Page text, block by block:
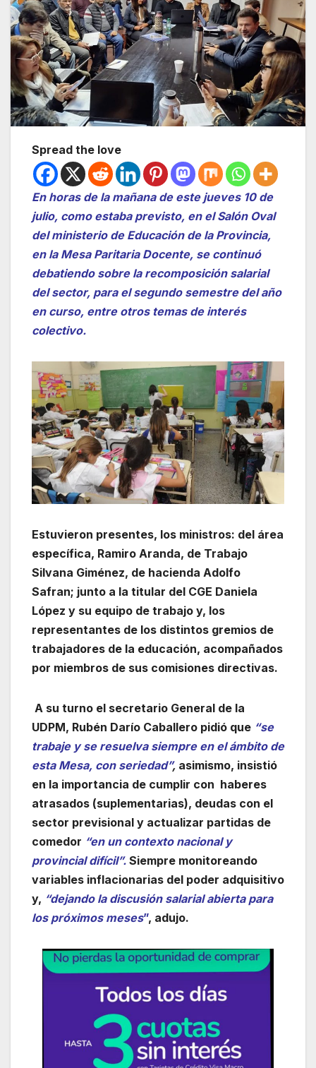
Spread the love
En horas de la mañana de este jueves 10 de
julio, como estaba previsto, en el Salón Oval
del ministerio de Educación de la Provincia,
en la Mesa Paritaria Docente, se continuó
debatiendo sobre la recomposición salarial
del sector, para el segundo semestre del año
en curso, entre otros temas de interés
colectivo.
Estuvieron presentes, los ministros: del área
específica, Ramiro Aranda, de Trabajo
Silvana Giménez, de hacienda Adolfo
Safran; junto a la titular del CGE Daniela
López y su equipo de trabajo y, los
representantes de los distintos gremios de
trabajadores de la educación, acompañados
por miembros de sus comisiones directivas.
A su turno el secretario General de la
UDPM, Rubén Darío Caballero pidió que “se
trabaje y se resuelva siempre en el ámbito de
esta Mesa, con seriedad”, asimismo, insistió
en la importancia de cumplir con haberes
atrasados (suplementarias), deudas con el
sector previsional y actualizar partidas de
comedor “en un contexto nacional y
provincial difícil”. Siempre monitoreando
variables inflacionarias del poder adquisitivo
y, “dejando la discusión salarial abierta para
los próximos meses”, adujo.